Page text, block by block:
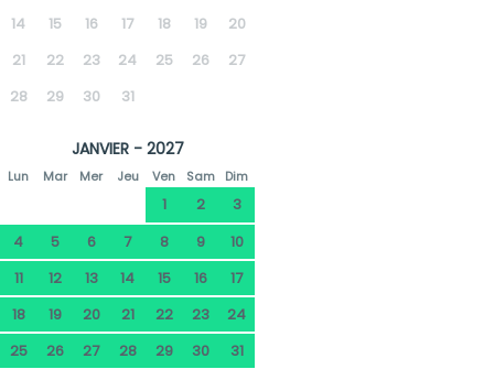
14
15 16 17 18 19
20
21
22 23 24 25 26
27
28
29 30 31
JANVIER - 2027
Lun Mar Mer Jeu Ven Sam Dim
1 2
3
4
5 6 7 8 9
10
11
12 13 14 15 16
17
18
19 20 21 22 23
24
25
26 27 28 29 30 31